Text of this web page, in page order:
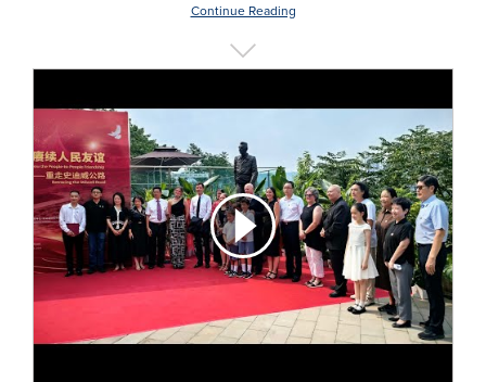
Continue Reading